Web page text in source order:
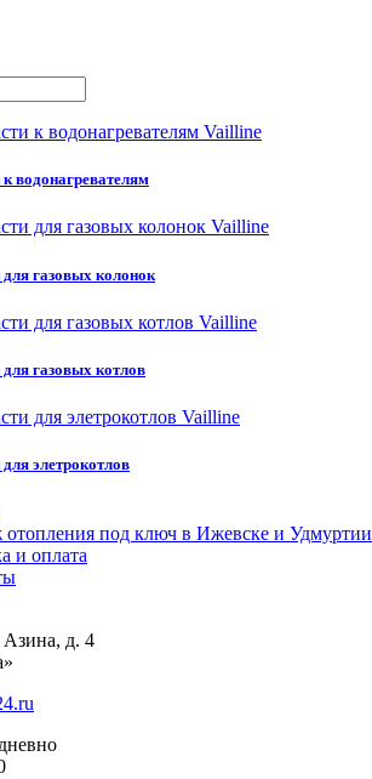
к водонагревателям
для газовых колонок
для газовых котлов
элетрокотлов
под ключ в Ижевске и Удмуртии
и оплата
Азина, д. 4